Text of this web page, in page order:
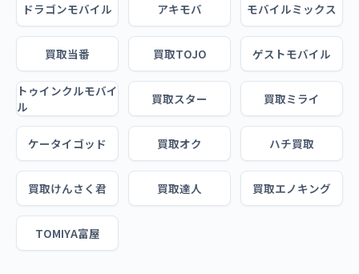
ドラゴンモバイル アキモバ モバイルミックス
買取当番 買取TOJO ゲストモバイル
トゥインクルモバイ
ル
買取スター 買取ミライ
ケータイゴッド 買取オク ハチ買取
買取けんさく君 買取達人 買取エノキング
TOMIYA富屋